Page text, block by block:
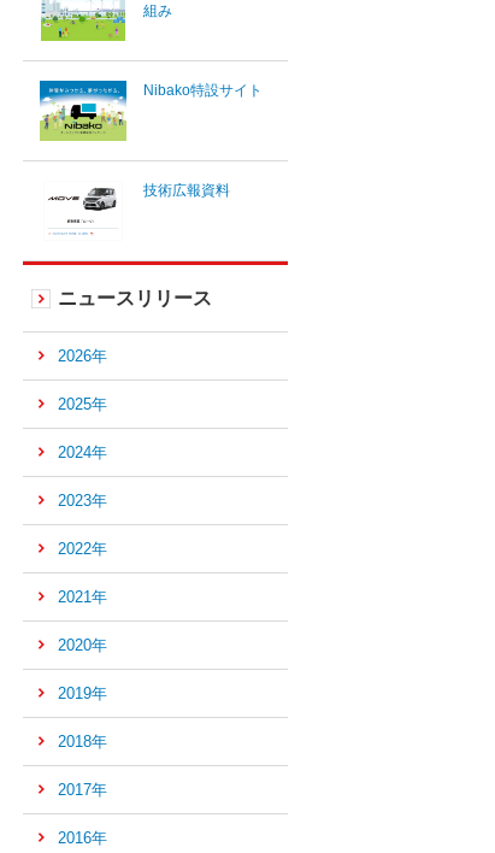
組み
Nibako特設サイト
技術広報資料
ニュースリリース
2026年
2025年
2024年
2023年
2022年
2021年
2020年
2019年
2018年
2017年
2016年